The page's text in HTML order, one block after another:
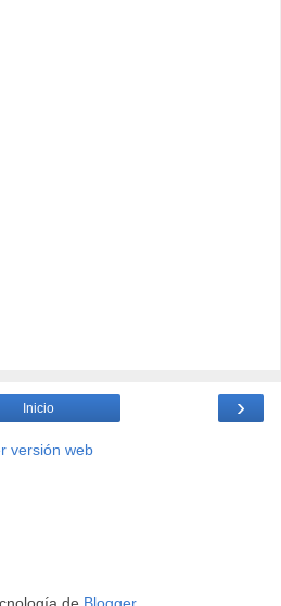
›
Inicio
versión web
de Blogger.